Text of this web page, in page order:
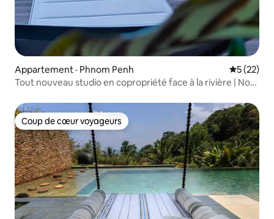
Appartement · Phnom Penh Note
5 (22)
Tout nouveau studio en copropriété face à la rivière | Non-
Coup de cœur voyageurs
Coup de cœur voyageurs